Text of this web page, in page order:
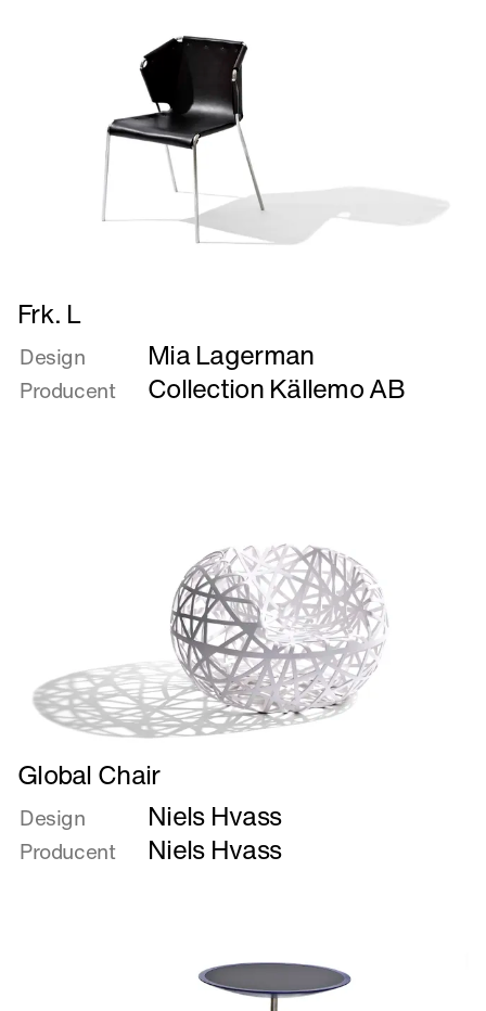
Læs
mere
om
Frk.
L
Frk. L
Design Mia Lagerman
Producent Collection Källemo AB
Læs
mere
om
Global
Chair
Global Chair
Design Niels Hvass
Producent Niels Hvass